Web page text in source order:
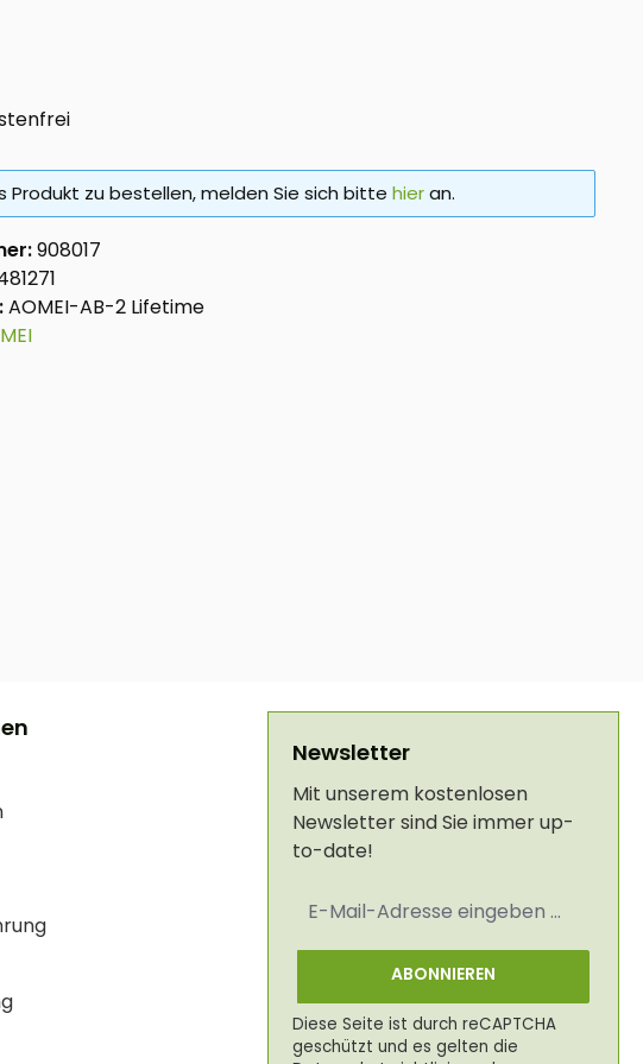
Produkt zu bestellen, melden Sie sich bitte hieran.
908017
AOMEI-AB-2 Lifetime
Newsletter
Mit unserem kostenlosen
Newsletter sind Sie immer up-
to-date!
Mail-
ABONNIEREN
Diese Seite ist durch reCAPTCHA
geschützt und es gelten die